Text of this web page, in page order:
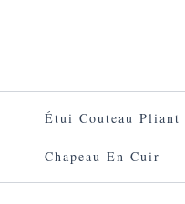
Étui Couteau Pliant
Chapeau En Cuir